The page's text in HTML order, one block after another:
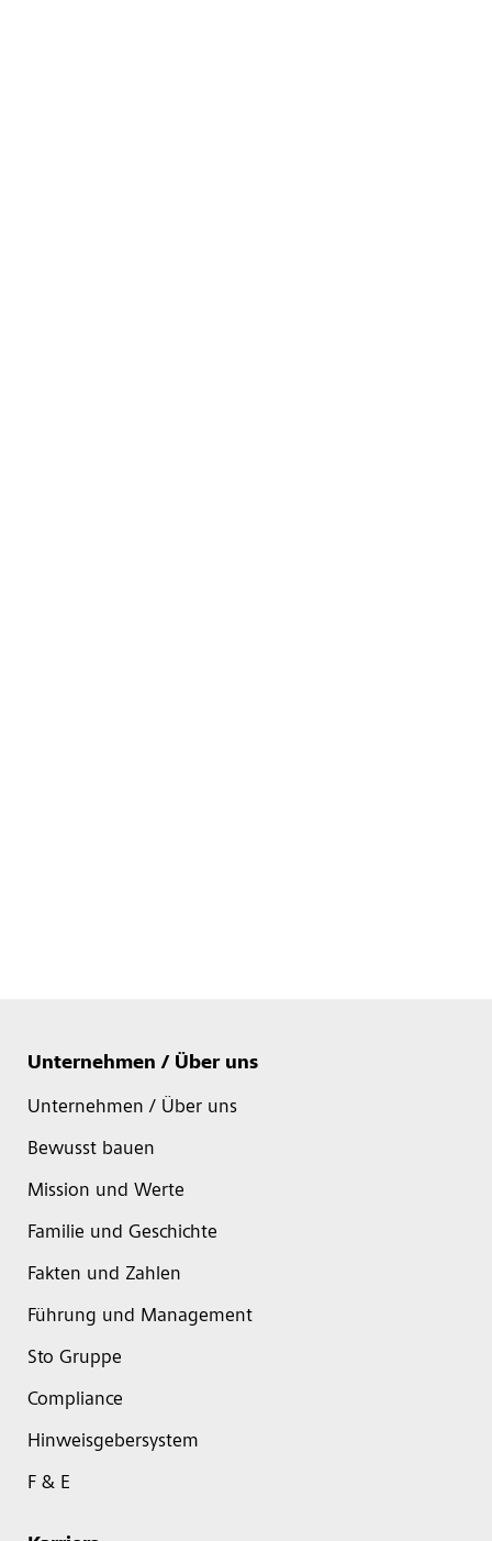
Unternehmen / Über uns
Unternehmen / Über uns
Bewusst bauen
Mission und Werte
Familie und Geschichte
Fakten und Zahlen
Führung und Management
Sto Gruppe
Compliance
Hinweisgebersystem
F & E